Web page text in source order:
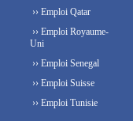
›› Emploi Qatar
›› Emploi Royaume-
Uni
›› Emploi Senegal
›› Emploi Suisse
›› Emploi Tunisie